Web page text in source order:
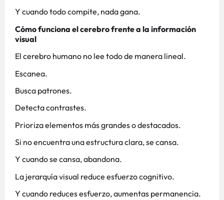
Y cuando todo compite, nada gana.
Cómo funciona el cerebro frente a la información
visual
El cerebro humano no lee todo de manera lineal.
Escanea.
Busca patrones.
Detecta contrastes.
Prioriza elementos más grandes o destacados.
Si no encuentra una estructura clara, se cansa.
Y cuando se cansa, abandona.
La jerarquía visual reduce esfuerzo cognitivo.
Y cuando reduces esfuerzo, aumentas permanencia.